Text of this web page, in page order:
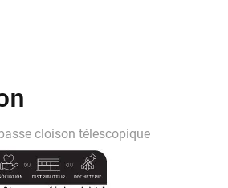
cloison télescopique